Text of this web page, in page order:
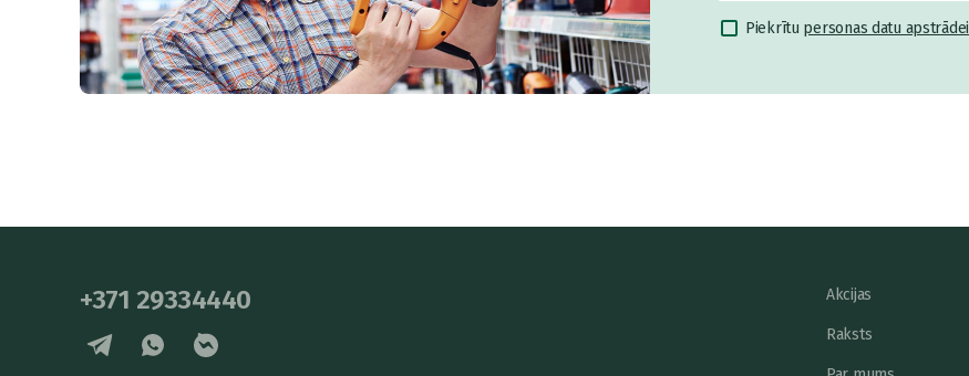
Piekrītu personas datu apstrādei
+371 29334440 Akcijas
Raksts